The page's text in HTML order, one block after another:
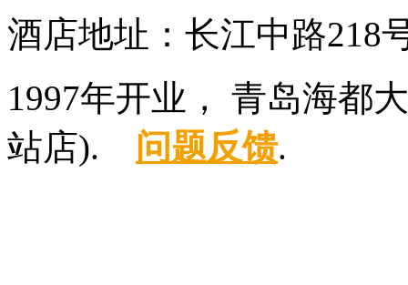
酒店地址：长江中路218
1997年开业， 青岛海都
站店). 问题反馈.